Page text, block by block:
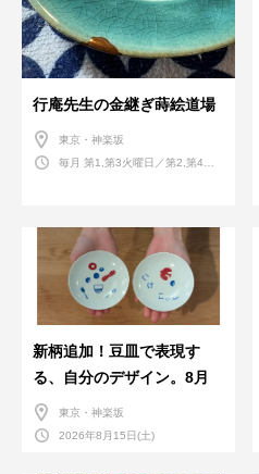
行庵先生の金継ぎ蒔絵道場
東京・神楽坂
毎月 第1,第3火曜日／第2,第4火
新柄追加！豆皿で表現す
る、自分のデザイン。8月
東京・神楽坂
2026年8月15日(土)